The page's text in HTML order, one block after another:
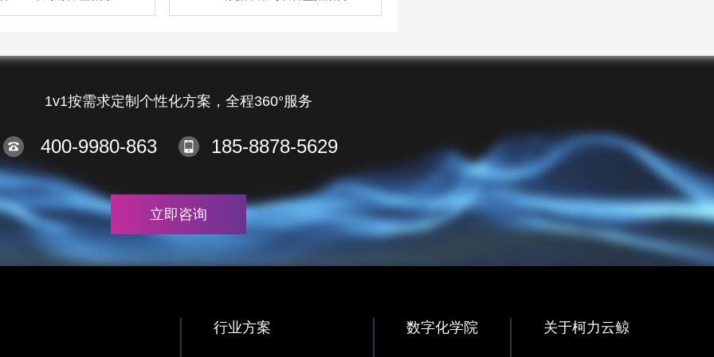
1v1按需求定制个性化方案，全程360°服务
400-9980-863 185-8878-5629
立即咨询
行业方案 数字化学院 关于柯力云鲸